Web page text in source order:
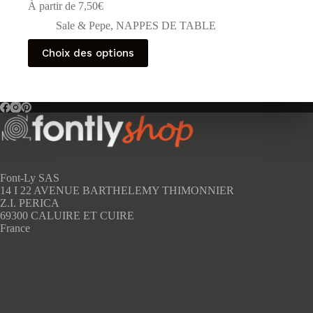
À partir de 7,50€
Sale & Pepe, NAPPES DE TABLE
Choix des options
Ce
produit
a
Les
options
peuvent
être
la
page
du
produit
Font-Ly SAS
14 I 22 AVENUE BARTHELEMY THIMONNIER
Z.I. PERICA
69300 CALUIRE ET CUIRE
France